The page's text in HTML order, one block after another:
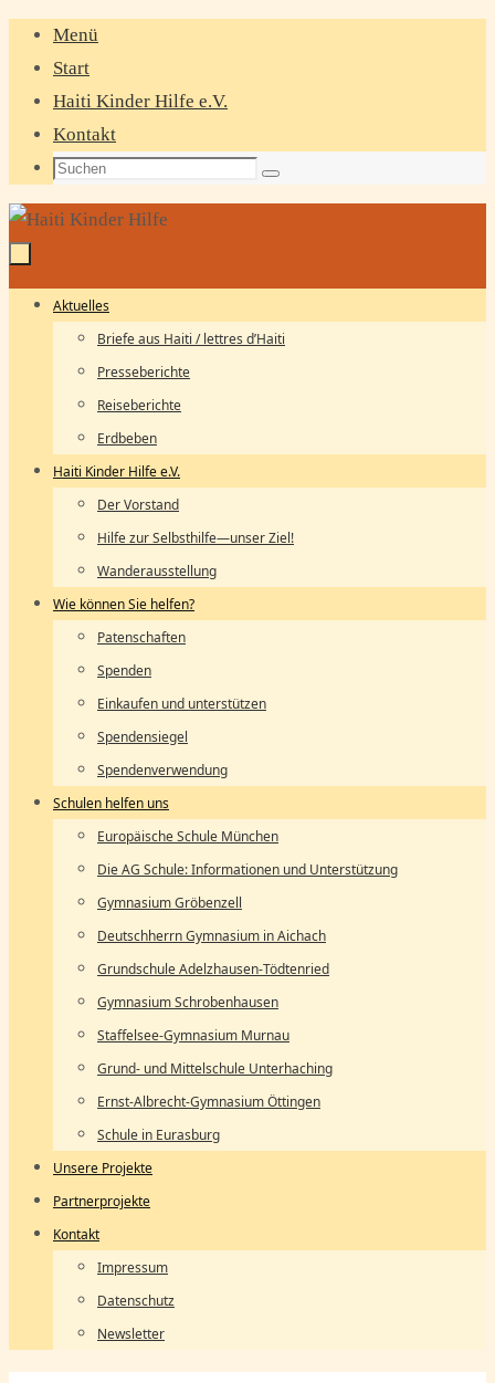
Zum
Inhalt
springen
Menü
Start
Haiti Kinder Hilfe e.V.
Kontakt
Suchen
nach:
Suchen
Zum
Aktuelles
Briefe aus Haiti / lettres d’Haiti
Presseberichte
Reiseberichte
Erdbeben
Haiti Kinder Hilfe e.V.
Der Vorstand
Hilfe zur Selbsthilfe—unser Ziel!
Wanderausstellung
Wie können Sie helfen?
Patenschaften
Spenden
Einkaufen und unterstützen
Spendensiegel
Spendenverwendung
Schulen helfen uns
Europäische Schule München
Die AG Schule: Informationen und Unterstützung
Gymnasium Gröbenzell
Deutschherrn Gymnasium in Aichach
Grundschule Adelzhausen-Tödtenried
Gymnasium Schrobenhausen
Staffelsee-Gymnasium Murnau
Grund- und Mittelschule Unterhaching
Ernst-Albrecht-Gymnasium Öttingen
Schule in Eurasburg
Unsere Projekte
Partnerprojekte
Kontakt
Impressum
Datenschutz
Newsletter